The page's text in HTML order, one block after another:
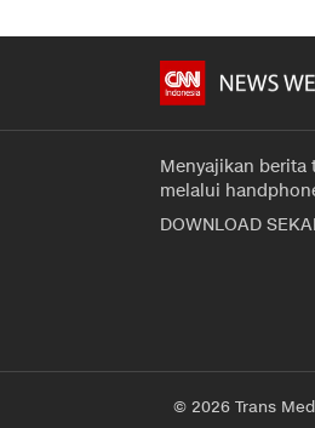
Menyajikan
melalui
DOWNLOAD
© 2026 Trans